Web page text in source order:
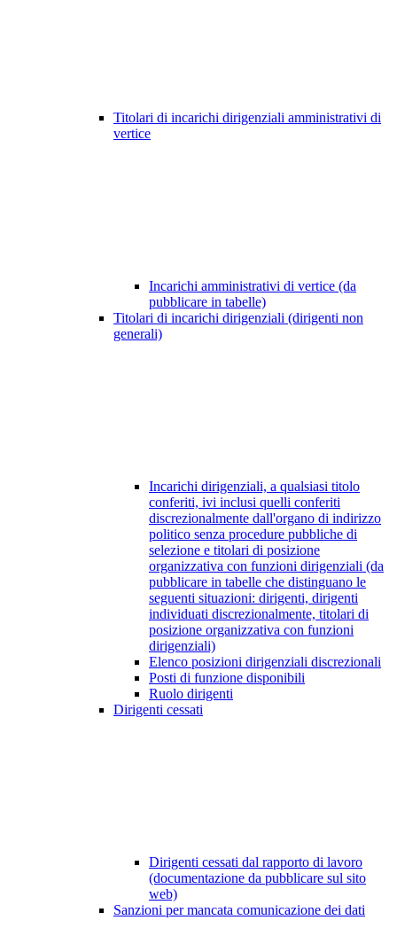
Titolari di incarichi dirigenziali amministrativi di
vertice
Incarichi amministrativi di vertice (da
pubblicare in tabelle)
Titolari di incarichi dirigenziali (dirigenti non
generali)
Incarichi dirigenziali, a qualsiasi titolo
conferiti, ivi inclusi quelli conferiti
discrezionalmente dall'organo di indirizzo
politico senza procedure pubbliche di
selezione e titolari di posizione
organizzativa con funzioni dirigenziali (da
pubblicare in tabelle che distinguano le
seguenti situazioni: dirigenti, dirigenti
individuati discrezionalmente, titolari di
posizione organizzativa con funzioni
dirigenziali)
Elenco posizioni dirigenziali discrezionali
Posti di funzione disponibili
Ruolo dirigenti
Dirigenti cessati
Dirigenti cessati dal rapporto di lavoro
(documentazione da pubblicare sul sito
web)
Sanzioni per mancata comunicazione dei dati